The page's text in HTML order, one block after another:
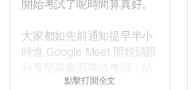
開始考試了呢時間算真好。
大家都如先前通知提早半小
時進 Google Meet 開鏡頭跟
分享螢幕畫面等待考試，結
果就是無止盡的等待，等到
點擊打開全文